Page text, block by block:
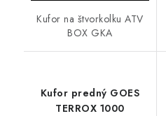
Kufor na štvorkolku ATV
BOX GKA
Kufor predný GOES
TERROX 1000